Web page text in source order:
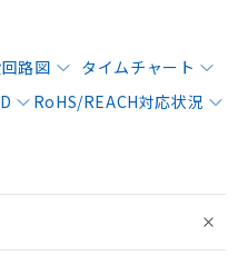
路図
タイムチャート
RoHS/REACH対応状況